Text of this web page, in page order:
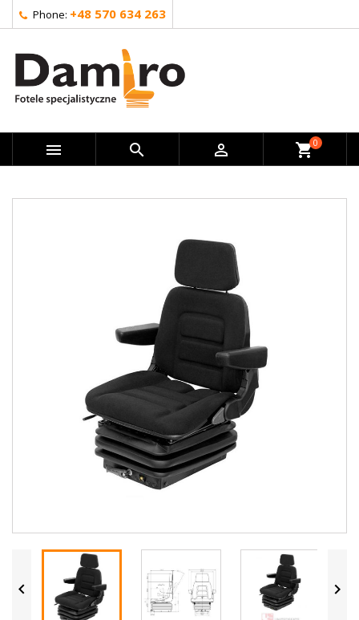
Phone: +48 570 634 263
   shopping_cart0
 